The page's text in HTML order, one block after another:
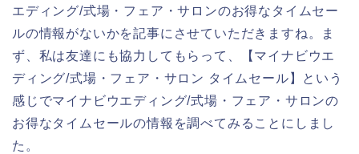
エディング/式場・フェア・サロンのお得なタイムセー
ルの情報がないかを記事にさせていただきますね。ま
ず、私は友達にも協力してもらって、【マイナビウエ
ディング/式場・フェア・サロン タイムセール】という
感じでマイナビウエディング/式場・フェア・サロンの
お得なタイムセールの情報を調べてみることにしまし
た。